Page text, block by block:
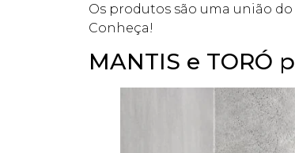
Os produtos são uma união
Conheça!
MANTIS e TORÓ